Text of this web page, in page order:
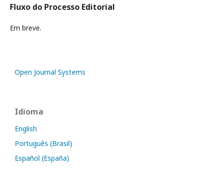
Fluxo do Processo Editorial
Em breve.
Open Journal Systems
Idioma
English
Português (Brasil)
Español (España)